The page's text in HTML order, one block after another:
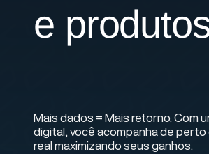
e
Mais dados = Mais retorno. Com
digital, você acompanha de
real maximizando seus ganhos.